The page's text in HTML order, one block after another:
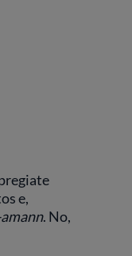
e,
. No,